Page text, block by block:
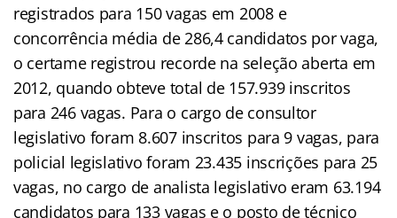
registrados para 150 vagas em 2008 e
concorrência média de 286,4 candidatos por vaga,
o certame registrou recorde na seleção aberta em
2012, quando obteve total de 157.939 inscritos
para 246 vagas. Para o cargo de consultor
legislativo foram 8.607 inscritos para 9 vagas, para
policial legislativo foram 23.435 inscrições para 25
vagas, no cargo de analista legislativo eram 63.194
candidatos para 133 vagas e o posto de técnico